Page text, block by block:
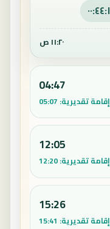
١١:٢٠ ص
04:47
إقامة تقديرية: 05:07
12:05
إقامة تقديرية:12:20
15:26
إقامة تقديرية: 15:41